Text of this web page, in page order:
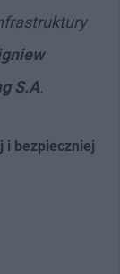
S.A.
i bezpieczniej